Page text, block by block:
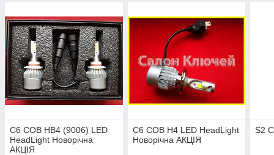
C6 COB HB4 (9006) LED
HeadLight Новорічна
АКЦІЯ
C6 COB H4 LED HeadLight
Новорічна АКЦІЯ
S2